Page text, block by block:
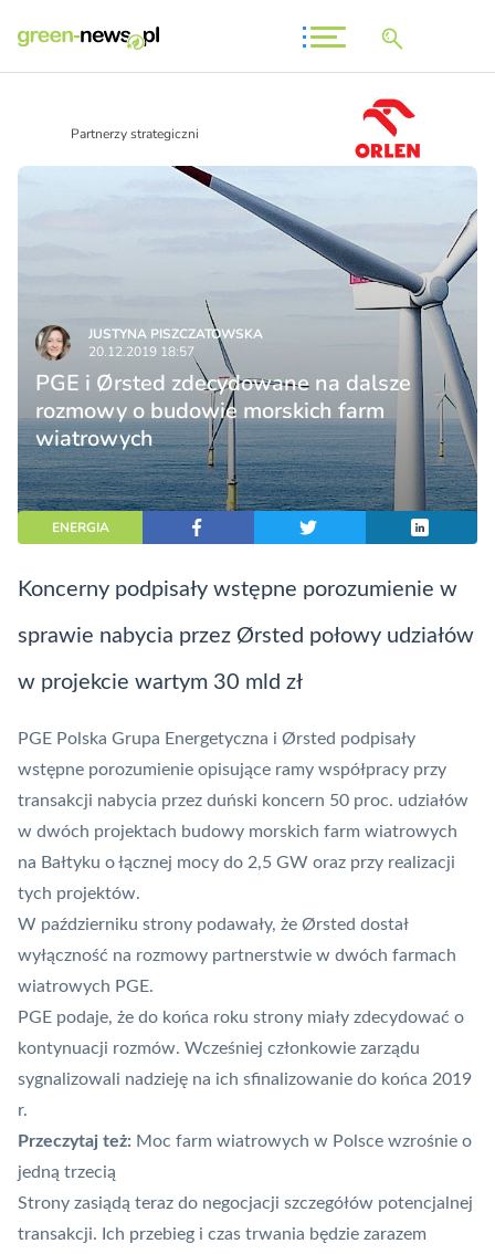
Partnerzy strategiczni
JUSTYNA PISZCZATOWSKA
20.12.2019 18:57
PGE i Ørsted zdecydowane na dalsze
rozmowy o budowie morskich farm
wiatrowych
ENERGIA
Koncerny podpisały wstępne porozumienie w
sprawie nabycia przez Ørsted połowy udziałów
w projekcie wartym 30 mld zł
PGE Polska Grupa Energetyczna i Ørsted podpisały
wstępne porozumienie opisujące ramy współpracy przy
transakcji nabycia przez duński koncern 50 proc. udziałów
w dwóch projektach budowy morskich farm wiatrowych
na Bałtyku o łącznej mocy do 2,5 GW oraz przy realizacji
tych projektów.
W październiku strony podawały, że Ørsted dostał
wyłączność na rozmowy partnerstwie w dwóch farmach
wiatrowych PGE.
PGE podaje, że do końca roku strony miały zdecydować o
kontynuacji rozmów. Wcześniej członkowie zarządu
sygnalizowali nadzieję na ich sfinalizowanie do końca 2019
r.
Przeczytaj też: Moc farm wiatrowych w Polsce wzrośnie o
jedną trzecią
Strony zasiądą teraz do negocjacji szczegółów potencjalnej
transakcji. Ich przebieg i czas trwania będzie zarazem